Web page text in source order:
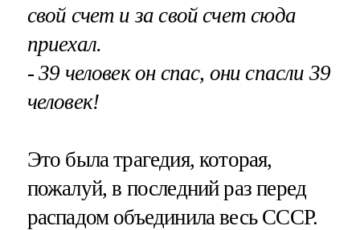
свой счет и за свой счет сюда
приехал.
- 39 человек он спас, они спасли 39
человек!
Это была трагедия, которая,
пожалуй, в последний раз перед
распадом объединила весь СССР.